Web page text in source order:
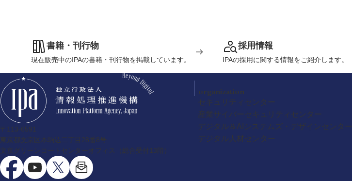
書籍・刊行物
現在販売中のIPAの書籍・刊行物を掲載しています。
採用情報
IPAの採用に関する情報をご紹介します。
〒113-6591
東京都文京区本駒込二丁目28番8号
文京グリーンコートセンターオフィス（総合受付13階）
organization
セキュリティセンター
産業サイバーセキュリティセンター
デジタル＆AIシステムズ・デザインセンター
デジタル人材センター